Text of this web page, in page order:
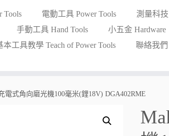
Tools 電動工具 Power Tools
測量科技
手動工具 Hand Tools
小五金 Hardware
本工具教學 Teach of Power Tools 聯絡我們
電式角向磨光機100毫米(鋰18V) DGA402RME